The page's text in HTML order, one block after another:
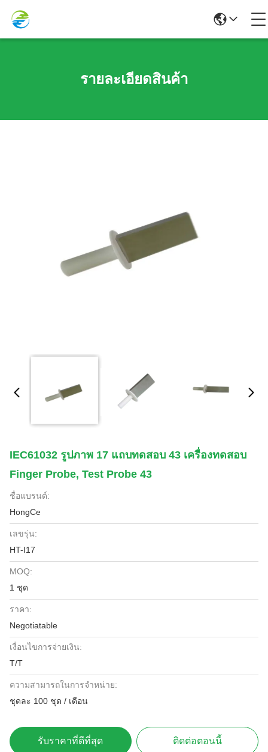
รายละเอียดสินค้า
IEC61032 รูปภาพ 17 แถบทดสอบ 43 เครื่องทดสอบ
Finger Probe, Test Probe 43
ชื่อแบรนด์:
HongCe
เลขรุ่น:
HT-I17
MOQ:
1 ชุด
ราคา:
Negotiatable
เงื่อนไขการจ่ายเงิน:
T/T
ความสามารถในการจําหน่าย:
ชุดละ 100 ชุด / เดือน
รับราคาที่ดีที่สุด ติดต่อตอนนี้